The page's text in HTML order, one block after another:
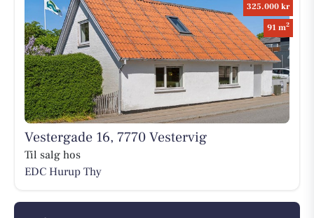
325.000 kr
91 m2
Vestergade 16, 7770 Vestervig
Til salg hos
EDC Hurup Thy